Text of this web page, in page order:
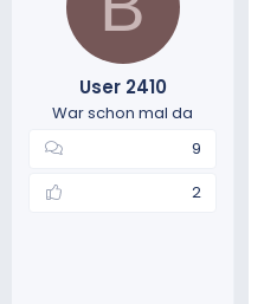
l
t
a
m
User 2410
War schon mal da
9
2